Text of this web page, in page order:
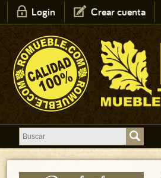
Login Crear cuenta